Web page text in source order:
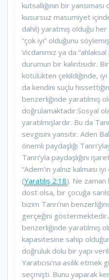
kutsallığının bir
kusursuz masumiyet
dahil) yaratmış olduğu
“çok iyi” olduğunu
Vicdanımız ya da
durumun bir kalıntısıdır.
kötülükten çekildiğinde, iyi
da kendini suçlu
benzerliğinde yaratılmış
doğrulamaktadır.Sosyal
yaratılmışlardır. Bu da
sevgisini yansıtır. Aden
önemli paydaşlığı
Tanrı’yla paydaşlığını
“Adem’in yalnız kalması iyi
(Yaratılış 2:18). Ne
dost olsa, bir çocuğa
bizim Tanrı’nın
gerçeğini
benzerliğinde yaratılmış
kapasitesine sahip
doğruluk dolu bir yapı
Yaratıcısı’na asilik
seçmişti. Bunu yaparak